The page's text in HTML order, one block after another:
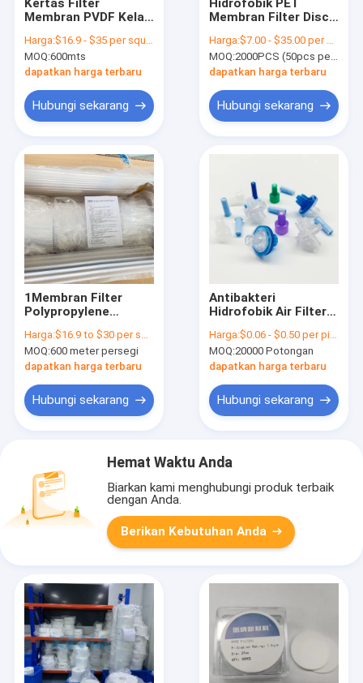
Kertas Filter
Membran PVDF Kelas
Untuk Penggunaan
Laboratorium
Ventilasi Udara
Harga:$16.9 - $35 per square meter
MOQ:600mts
dapatkan harga terbaru
Hubungi sekarang
Hidrofobik PET
Membran Filter Disc
ukuran pori
Harga:$7.00 - $35.00 per pack
MOQ:2000PCS (50pcs per bungkus)
dapatkan harga terbaru
Hubungi sekarang
1Membran Filter
Polypropylene
Untuk Filtrasi
Terpadu
Harga:$16.9 to $30 per square meter
MOQ:600 meter persegi
dapatkan harga terbaru
Hubungi sekarang
Antibakteri
Hidrofobik Air Filter
Protector 0,22
Mikron 23mm
Harga:$0.06 - $0.50 per piece
MOQ:20000 Potongan
dapatkan harga terbaru
Hubungi sekarang
Hemat Waktu Anda
Biarkan kami menghubungi produk terbaik
dengan Anda.
Berikan Kebutuhan Anda